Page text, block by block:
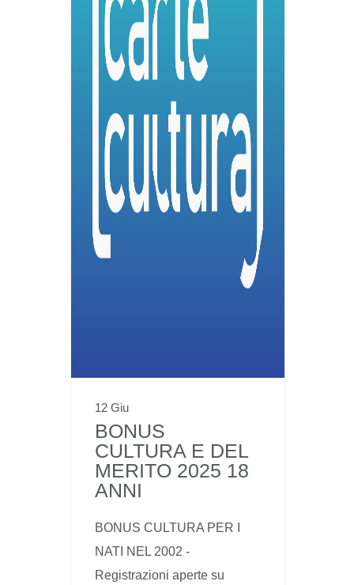
12 Giu
BONUS
CULTURA E DEL
MERITO 2025 18
ANNI
BONUS CULTURA PER I
NATI NEL 2002 -
Registrazioni aperte su